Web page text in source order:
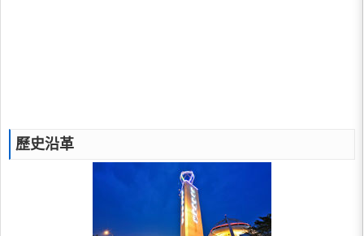
歷史沿革